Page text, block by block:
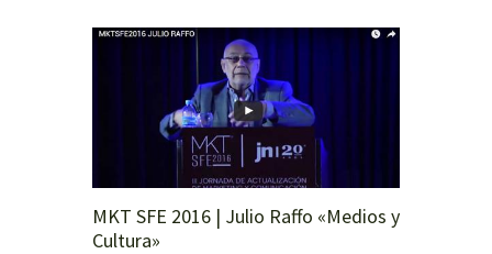
MKT SFE 2016 | Julio Raffo «Medios y
Cultura»